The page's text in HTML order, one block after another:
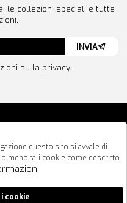
le collezioni speciali e tutte
sulla privacy.
INVIA
questo sito si avvale di
meno tali cookie come descritto
cookie